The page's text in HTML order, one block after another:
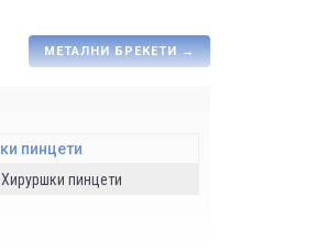
МЕТАЛНИ БРЕКЕТИ→
Хируршки пинцети